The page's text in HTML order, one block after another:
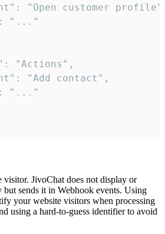
"Open customer
"..."
"Actions",
"Add contact",
"..."
visitor. JivoChat does not display or
sends it in Webhook events. Using
your website visitors when processing
using a hard-to-guess identifier to avoid